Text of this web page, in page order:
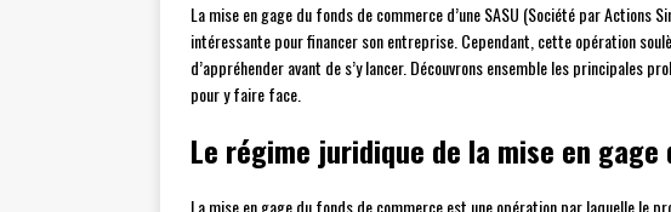
La mise en gage du fonds de commerce d’une SASU (Société par Actions
intéressante pour financer son entreprise. Cependant, cette opération
d’appréhender avant de s’y lancer. Découvrons ensemble les principales
pour y faire face.
Le régime juridique de la mise en
La mise en gage du fonds de commerce est une opération par laquelle le